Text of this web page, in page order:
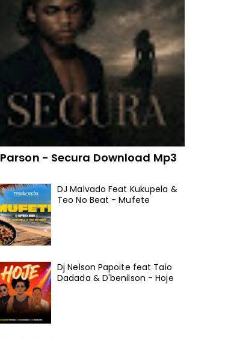
Parson - Secura Download Mp3
DJ Malvado Feat Kukupela &
Teo No Beat - Mufete
Dj Nelson Papoite feat Taio
Dadada & D'benilson - Hoje